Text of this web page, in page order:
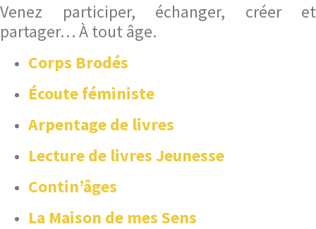
Venez participer, échanger, créer et
partager… À tout âge.
Corps Brodés
Écoute féministe
Arpentage de livres
Lecture de livres Jeunesse
Contin’âges
La Maison de mes Sens